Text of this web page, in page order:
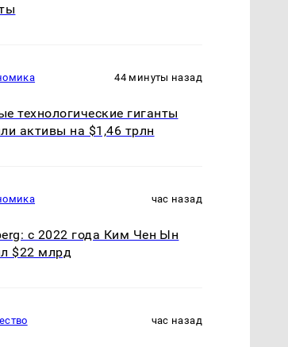
44 минуты назад
технологические гиганты
активы на $1,46 трлн
час назад
с 2022 года Ким Чен Ын
$22 млрд
час назад